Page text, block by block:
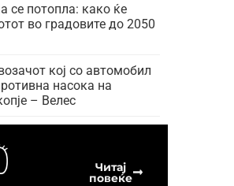
се потопла: како ќе
во градовите до 2050
кој со автомобил
насока на
– Велес
Читај
повеќе